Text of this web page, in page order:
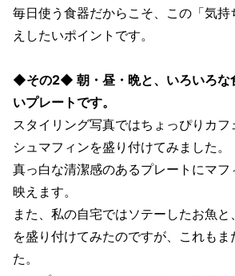
毎日使う食器だからこそ、この「気
えしたいポイントです。
◆その2◆ 朝・昼・晩と、いろいろな
いプレートです。
スタイリング写真ではちょっぴりカフ
シュマフィンを盛り付けてみました。
真っ白な清潔感のあるプレートにマフ
映えます。
また、私の自宅ではソテーしたお魚
を盛り付けてみたのですが、これもま
た。